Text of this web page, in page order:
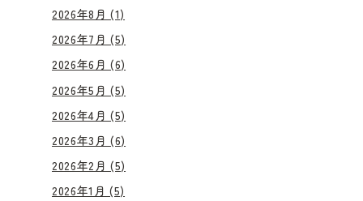
2026年8月 (1)
2026年7月 (5)
2026年6月 (6)
2026年5月 (5)
2026年4月 (5)
2026年3月 (6)
2026年2月 (5)
2026年1月 (5)